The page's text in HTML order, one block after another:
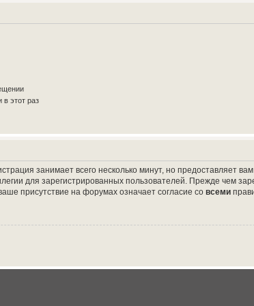
этот раз
занимает всего несколько минут, но предоставляет
для зарегистрированных пользователей. Прежде чем
присутствие на форумах означает согласие совсеми